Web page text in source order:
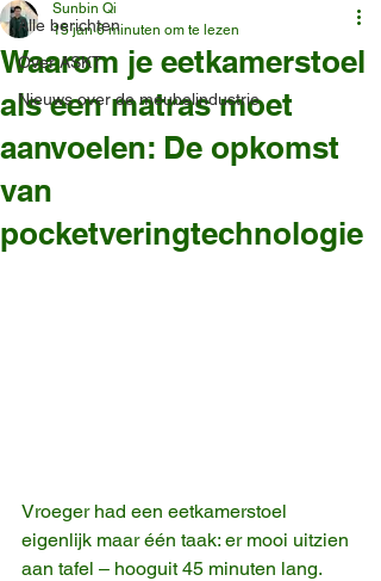
Alle berichten
Over ASKT
Nieuws over de meubelindustrie
Waarom je eetkamerstoel
als een matras moet
aanvoelen: De opkomst
van
pocketveringtechnologie
Sunbin Qi
15 jan 6 minuten om te lezen
Vroeger had een eetkamerstoel
eigenlijk maar één taak: er mooi uitzien
aan tafel – hooguit 45 minuten lang.